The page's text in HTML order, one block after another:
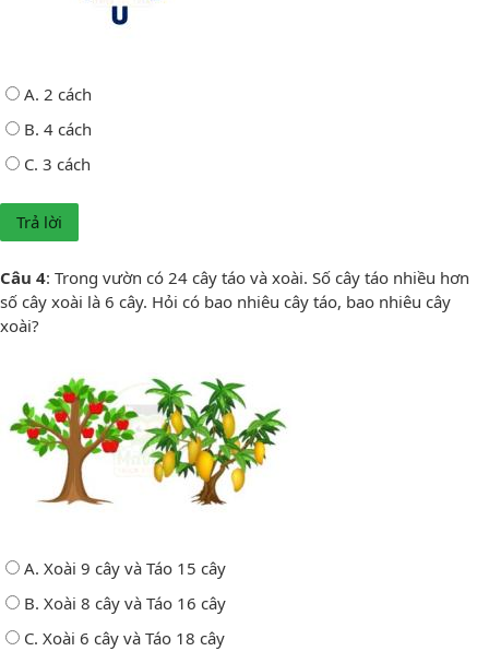
A. 2 cách
B. 4 cách
C. 3 cách
Câu 4: Trong vườn có 24 cây táo và xoài. Số cây táo nhiều hơn
số cây xoài là 6 cây. Hỏi có bao nhiêu cây táo, bao nhiêu cây
xoài?
A. Xoài 9 cây và Táo 15 cây
B. Xoài 8 cây và Táo 16 cây
C. Xoài 6 cây và Táo 18 cây